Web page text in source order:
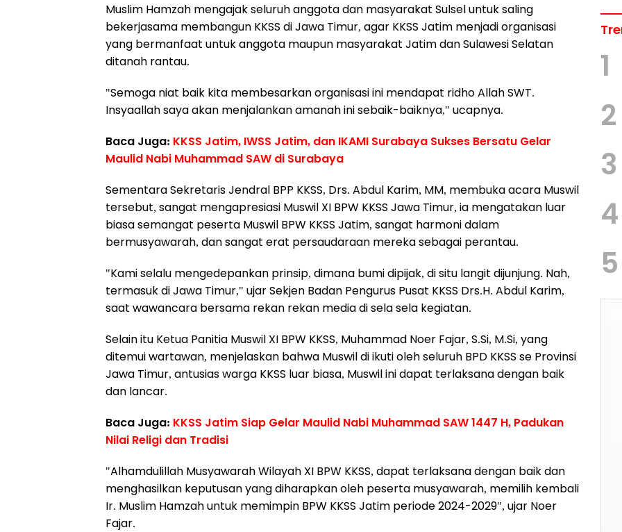
Muslim Hamzah mengajak seluruh anggota dan masyarakat Sulsel untuk saling
bekerjasama membangun KKSS di Jawa Timur, agar KKSS Jatim menjadi organisasi
yang bermanfaat untuk anggota maupun masyarakat Jatim dan Sulawesi Selatan
ditanah rantau.
"Semoga niat baik kita membesarkan organisasi ini mendapat ridho Allah SWT.
Insyaallah saya akan menjalankan amanah ini sebaik-baiknya," ucapnya.
Baca Juga: KKSS Jatim, IWSS Jatim, dan IKAMI Surabaya Sukses Bersatu Gelar
Maulid Nabi Muhammad SAW di Surabaya
Sementara Sekretaris Jendral BPP KKSS, Drs. Abdul Karim, MM, membuka acara Muswil
tersebut, sangat mengapresiasi Muswil XI BPW KKSS Jawa Timur, ia mengatakan luar
biasa semangat peserta Muswil BPW KKSS Jatim, sangat harmoni dalam
bermusyawarah, dan sangat erat persaudaraan mereka sebagai perantau.
"Kami selalu mengedepankan prinsip, dimana bumi dipijak, di situ langit dijunjung. Nah,
termasuk di Jawa Timur," ujar Sekjen Badan Pengurus Pusat KKSS Drs.H. Abdul Karim,
saat wawancara bersama rekan rekan media di sela sela kegiatan.
Selain itu Ketua Panitia Muswil XI BPW KKSS, Muhammad Noer Fajar, S.Si, M.Si, yang
ditemui wartawan, menjelaskan bahwa Muswil di ikuti oleh seluruh BPD KKSS se Provinsi
Jawa Timur, antusias warga KKSS luar biasa, Muswil ini dapat terlaksana dengan baik
dan lancar.
Baca Juga: KKSS Jatim Siap Gelar Maulid Nabi Muhammad SAW 1447 H, Padukan
Nilai Religi dan Tradisi
"Alhamdulillah Musyawarah Wilayah XI BPW KKSS, dapat terlaksana dengan baik dan
menghasilkan keputusan yang diharapkan oleh peserta musyawarah, memilih kembali
Ir. Muslim Hamzah untuk memimpin BPW KKSS Jatim periode 2024-2029", ujar Noer
Fajar.
1
2
3
4
5